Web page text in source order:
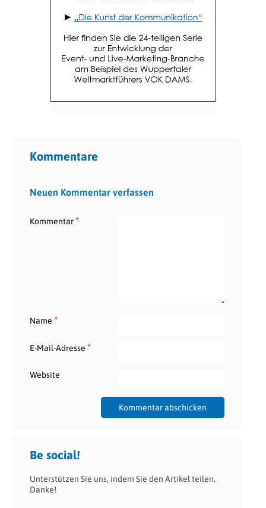
Kommentare
Neuen Kommentar verfassen
Kommentar*
Name *
E-Mail-Adresse *
Website
Be social!
Unterstützen Sie uns, indem Sie den Artikel teilen.
Danke!